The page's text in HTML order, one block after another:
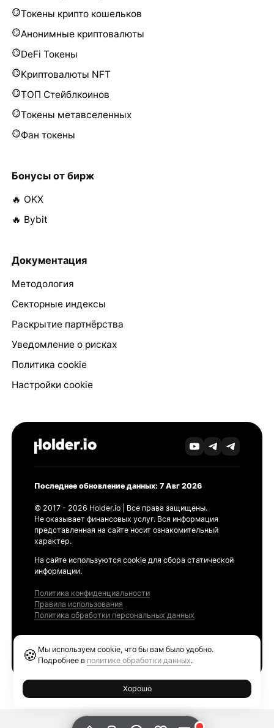
Токены крипто кошельков
Анонимные криптовалюты
DeFi Токены
Криптовалюты NFT
ТОП Стейблкоинов
Токены метавселенных
Фан токены
Бонусы от бирж
🔥 OKX
🔥 Bybit
Документация
Методология
Секторные индексы
Раскрытие партнёрства
Уведомление о рисках
Политика cookie
Настройки cookie
Последнее обновление данных: 7 Авг 2026
© 2017 - 2026 Holder.io | Все права защищены.
Не оказывает финансовых услуг. Вся информация
представленная на сайте носит ознакомительный
характер.
На сайте используются cookie для сбора статической
информации.
Политика конфиденциальности
Правила использования
Политика обработки персональных данных
🍪 Мы используем cookie, что бы вам было удобно.
Подробнее в политике обработки данных.
Хорошо
Ethereum GAS Tracker